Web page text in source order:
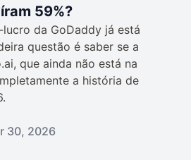
59%?
da GoDaddy já está
questão é saber se a
que ainda não está na
a história de
30, 2026